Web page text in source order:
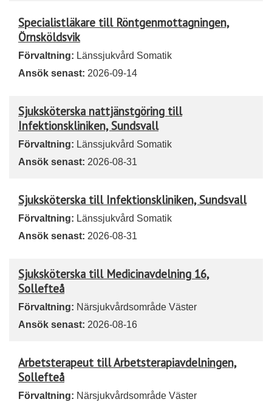
Specialistläkare till Röntgenmottagningen,
Örnsköldsvik
Förvaltning: Länssjukvård Somatik
Ansök senast: 2026-09-14
Sjuksköterska nattjänstgöring till
Infektionskliniken, Sundsvall
Förvaltning: Länssjukvård Somatik
Ansök senast: 2026-08-31
Sjuksköterska till Infektionskliniken, Sundsvall
Förvaltning: Länssjukvård Somatik
Ansök senast: 2026-08-31
Sjuksköterska till Medicinavdelning 16,
Sollefteå
Förvaltning: Närsjukvårdsområde Väster
Ansök senast: 2026-08-16
Arbetsterapeut till Arbetsterapiavdelningen,
Sollefteå
Förvaltning: Närsjukvårdsområde Väster